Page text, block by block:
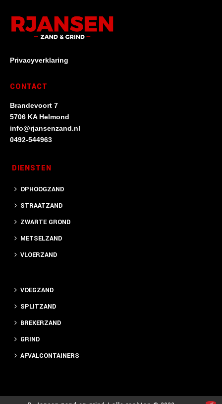
Privacyverklaring
CONTACT
Brandevoort 7
5706 KA Helmond
info@rjansenzand.nl
0492-544963
DIENSTEN
OPHOOGZAND
STRAATZAND
ZWARTE GROND
METSELZAND
VLOERZAND
VOEGZAND
SPLITZAND
BREKERZAND
GRIND
AFVALCONTAINERS